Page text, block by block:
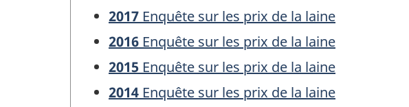
2017 Enquête sur les prix de la laine
2016 Enquête sur les prix de la laine
2015 Enquête sur les prix de la laine
2014 Enquête sur les prix de la laine